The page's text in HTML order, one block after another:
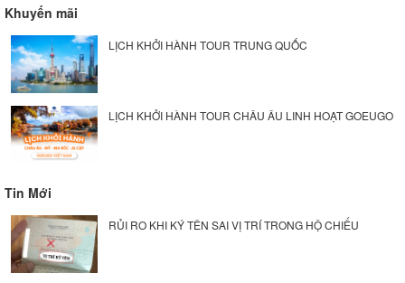
Khuyến mãi
LỊCH KHỞI HÀNH TOUR TRUNG QUỐC
LỊCH KHỞI HÀNH TOUR CHÂU ÂU LINH HOẠT GOEUGO
Tin Mới
RỦI RO KHI KÝ TÊN SAI VỊ TRÍ TRONG HỘ CHIẾU